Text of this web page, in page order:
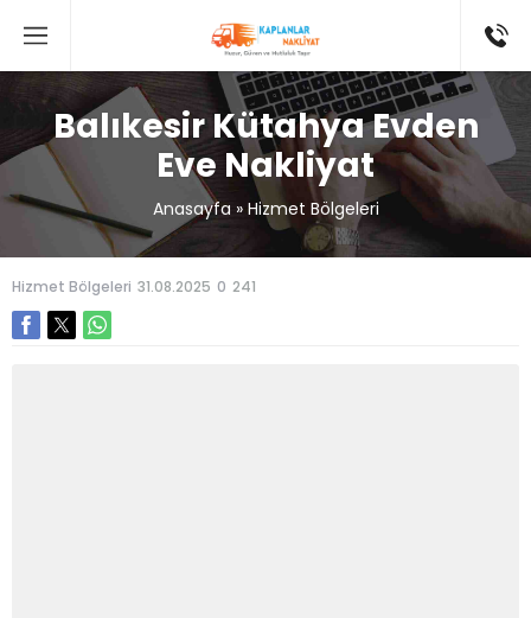
Balıkesir Kütahya Evden
Eve Nakliyat
Anasayfa» Hizmet Bölgeleri
Hizmet Bölgeleri 31.08.2025 0 241